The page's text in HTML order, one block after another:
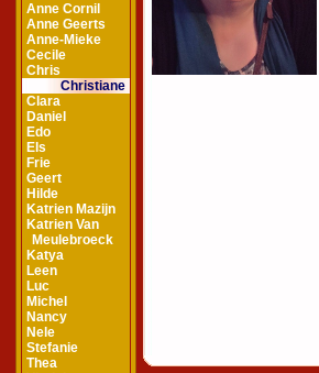
Anne Cornil
Anne Geerts
Anne-Mieke
Cecile
Chris
Christiane
Clara
Daniel
Edo
Els
Frie
Geert
Hilde
Katrien Mazijn
Katrien Van
Meulebroeck
Katya
Leen
Luc
Michel
Nancy
Nele
Stefanie
Thea